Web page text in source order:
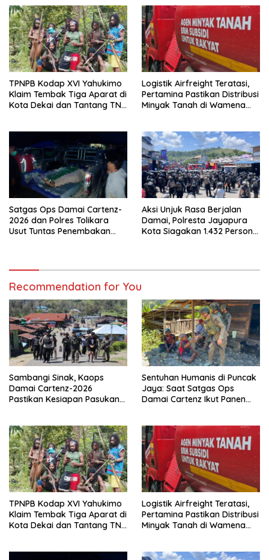
TPNPB Kodap XVI Yahukimo
Klaim Tembak Tiga Aparat di
Kota Dekai dan Tantang TNI-
Logistik Airfreight Teratasi,
Pertamina Pastikan Distribusi
Minyak Tanah di Wamena
Satgas Ops Damai Cartenz-
2026 dan Polres Tolikara
Usut Tuntas Penembakan
Aksi Unjuk Rasa Berjalan
Damai, Polresta Jayapura
Kota Siagakan 1.432 Personel
Recommendation for You
Sambangi Sinak, Kaops
Damai Cartenz-2026
Pastikan Kesiapan Pasukan
Sentuhan Humanis di Puncak
Jaya: Saat Satgas Ops
Damai Cartenz Ikut Panen
TPNPB Kodap XVI Yahukimo
Klaim Tembak Tiga Aparat di
Kota Dekai dan Tantang TNI-
Logistik Airfreight Teratasi,
Pertamina Pastikan Distribusi
Minyak Tanah di Wamena